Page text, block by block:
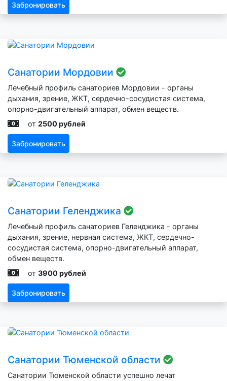
Забронировать
Санатории Мордовии
Лечебный профиль санаториев Мордовии - органы
дыхания, зрение, ЖКТ, сердечно-сосудистая система,
опорно-двигательный аппарат, обмен веществ.
от 2500 рублей
Забронировать
Санатории Геленджика
Лечебный профиль санаториев Геленджика - органы
дыхания, зрение, нервная система, ЖКТ, сердечно-
сосудистая система, опорно-двигательный аппарат,
обмен веществ.
от 3900 рублей
Забронировать
Санатории Тюменской области
Санатории Тюменской области успешно лечат